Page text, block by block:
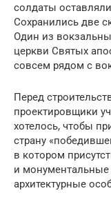
солдаты
Сохранились две
Один из
церкви Святых
совсем рядом с
Перед
проектировщики
хотелось, чтобы
страну
в котором
и
архитектурные